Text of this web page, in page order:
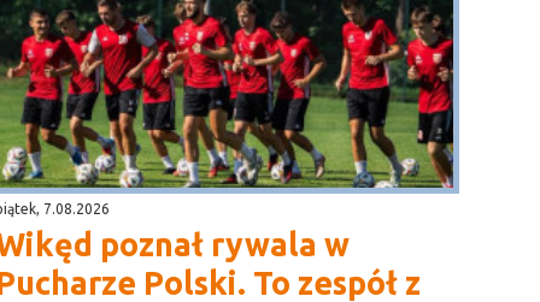
7.08.2026
poznał rywala w
Polski. To zespół z